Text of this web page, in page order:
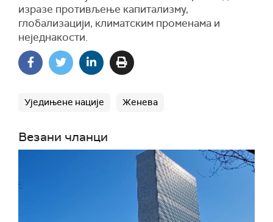
изразе противљење капитализму,
глобализацији, климатским променама и
неједнакости.
Уједињене нације Женева
Везани чланци